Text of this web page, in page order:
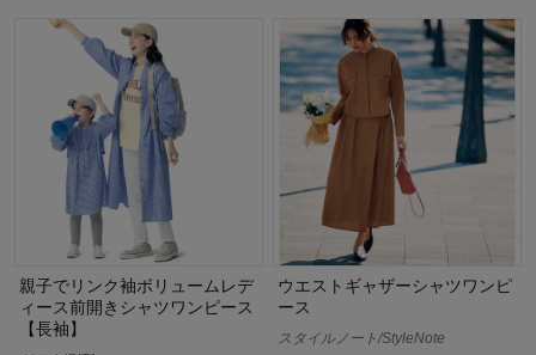
親子でリンク袖ボリュームレデ
ィース前開きシャツワンピース
【長袖】
ウエストギャザーシャツワンピ
ース
スタイルノート/StyleNote